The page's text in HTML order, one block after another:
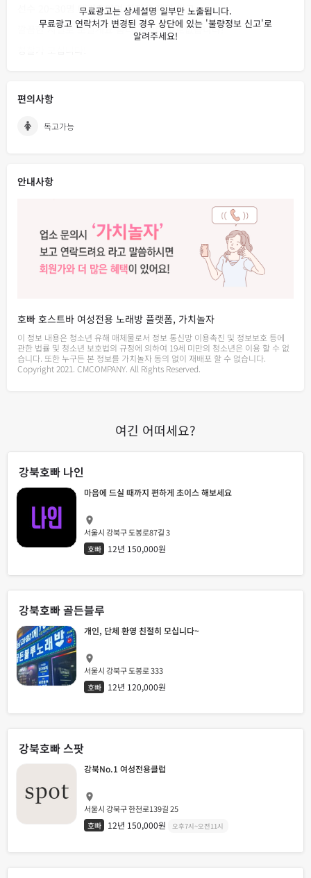
선수 20~30명 대기중이며 최저로 제일 싸고
깔끔한 시설로 모실게요 룸티나 웨티 따로없습니다!
편의사항
독고가능
안내사항
호빠 호스트바 여성전용 노래방 플랫폼, 가치놀자
이 정보 내용은 청소년 유해 매체물로서 정보 통신망 이용촉진 및 정보보호 등에
관한 법률 및 청소년 보호법의 규정에 의하여 19세 미만의 청소년은 이용 할 수 없
습니다. 또한 누구든 본 정보를 가치놀자 동의 없이 재배포 할 수 없습니다.
Copyright 2021. CMCOMPANY. All Rights Reserved.
여긴 어떠세요?
강북호빠 나인
마음에 드실 때까지 편하게 초이스 해보세요
서울시 강북구 도봉로87길 3
호빠
12년 150,000원
강북호빠 골든블루
개인, 단체 환영 친절히 모십니다~
서울시 강북구 도봉로 333
호빠
12년 120,000원
강북호빠 스팟
강북No.1 여성전용클럽
서울시 강북구 한천로139길 25
호빠
12년 150,000원 오후7시~오전11시